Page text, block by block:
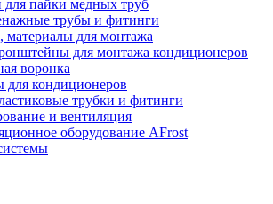
пайки медных труб
трубы и фитинги
материалы для монтажа
для монтажа кондиционеров
воронка
кондиционеров
трубки и фитинги
и вентиляция
оборудование AFrost